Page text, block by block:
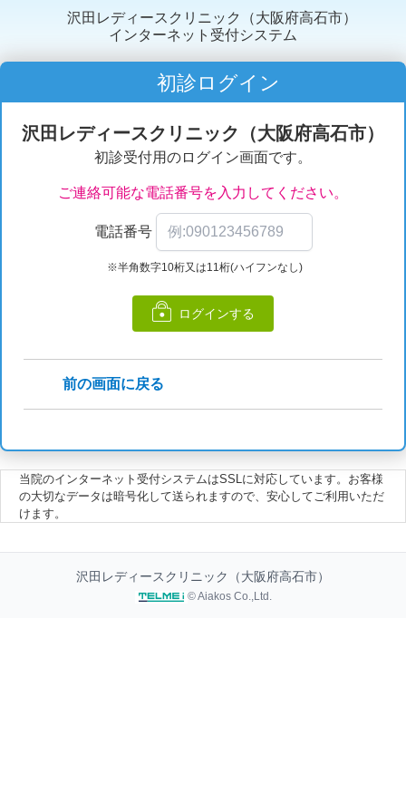
沢田レディースクリニック（大阪府高石市）
インターネット受付システム
初診ログイン
沢田レディースクリニック（大阪府高石市）
初診受付用のログイン画面です。
ご連絡可能な電話番号を入力してください。
電話番号
※半角数字10桁又は11桁(ハイフンなし)
ログインする
前の画面に戻る
当院のインターネット受付システムはSSLに対応しています。お客様
の大切なデータは暗号化して送られますので、安心してご利用いただ
けます。
沢田レディースクリニック（大阪府高石市）
© Aiakos Co.,Ltd.